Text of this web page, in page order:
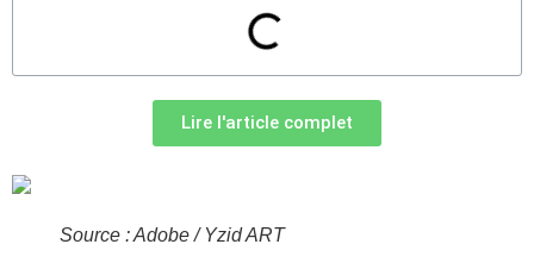
Lire l'article complet
Source : Adobe / Yzid ART